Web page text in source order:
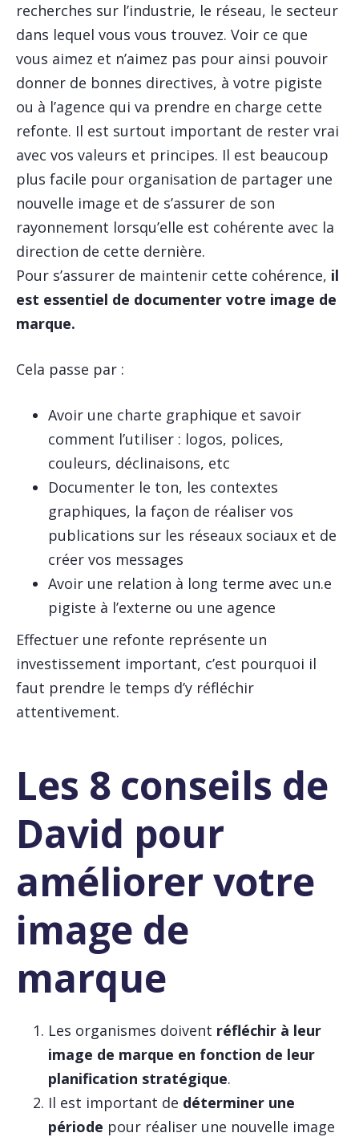
recherches sur l’industrie, le réseau, le secteur
dans lequel vous vous trouvez. Voir ce que
vous aimez et n’aimez pas pour ainsi pouvoir
donner de bonnes directives, à votre pigiste
ou à l’agence qui va prendre en charge cette
refonte. Il est surtout important de rester vrai
avec vos valeurs et principes. Il est beaucoup
plus facile pour organisation de partager une
nouvelle image et de s’assurer de son
rayonnement lorsqu’elle est cohérente avec la
direction de cette dernière.
Pour s’assurer de maintenir cette cohérence, il
est essentiel de documenter votre image de
marque.
Cela passe par :
Avoir une charte graphique et savoir
comment l’utiliser : logos, polices,
couleurs, déclinaisons, etc
Documenter le ton, les contextes
graphiques, la façon de réaliser vos
publications sur les réseaux sociaux et de
créer vos messages
Avoir une relation à long terme avec un.e
pigiste à l’externe ou une agence
Effectuer une refonte représente un
investissement important, c’est pourquoi il
faut prendre le temps d’y réfléchir
attentivement.
Les 8 conseils de
David pour
améliorer votre
image de
marque
Les organismes doivent réfléchir à leur
image de marque en fonction de leur
planification stratégique.
Il est important de déterminer une
période pour réaliser une nouvelle image